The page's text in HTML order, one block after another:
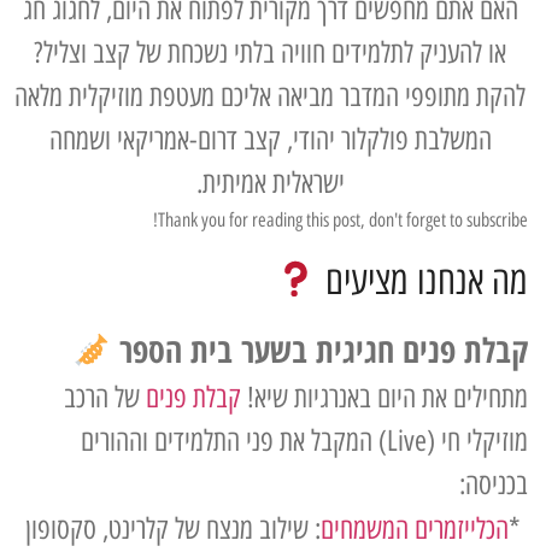
האם אתם מחפשים דרך מקורית לפתוח את היום, לחגוג חג
או להעניק לתלמידים חוויה בלתי נשכחת של קצב וצליל?
להקת מתופפי המדבר מביאה אליכם מעטפת מוזיקלית מלאה
המשלבת פולקלור יהודי, קצב דרום-אמריקאי ושמחה
ישראלית אמיתית.
Thank you for reading this post, don't forget to subscribe!
מה אנחנו מציעים
קבלת פנים חגיגית בשער בית הספר
מתחילים את היום באנרגיות שיא! קבלת פנים של הרכב
מוזיקלי חי (Live) המקבל את פני התלמידים וההורים
בכניסה:
*הכלייזמרים המשמחים: שילוב מנצח של קלרינט, סקסופון